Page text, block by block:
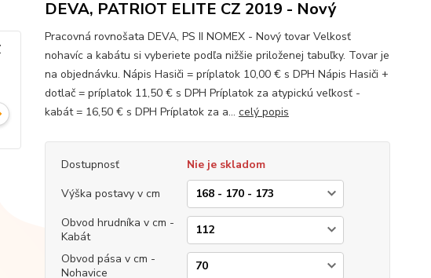
DEVA, PATRIOT ELITE CZ 2019 - Nový
Pracovná rovnošata DEVA, PS II NOMEX - Nový tovar Velkosť
nohavíc a kabátu si vyberiete podľa nižšie priloženej tabuľky. Tovar je
na objednávku. Nápis Hasiči = príplatok 10,00 € s DPH Nápis Hasiči +
dotlač = príplatok 11,50 € s DPH Príplatok za atypickú veľkosť -
kabát = 16,50 € s DPH Príplatok za a... celý popis
Dostupnosť
Nie je skladom
Výška postavy v cm
Obvod hrudníka v cm -
Kabát
Obvod pása v cm -
Nohavice